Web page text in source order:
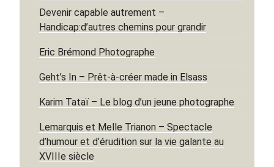
Devenir capable autrement –
Handicap:d’autres chemins pour grandir
Eric Brémond Photographe
Geht’s In – Prêt-à-créer made in Elsass
Karim Tataï – Le blog d’un jeune photographe
Lemarquis et Melle Trianon – Spectacle
d’humour et d’érudition sur la vie galante au
XVIIIe siècle